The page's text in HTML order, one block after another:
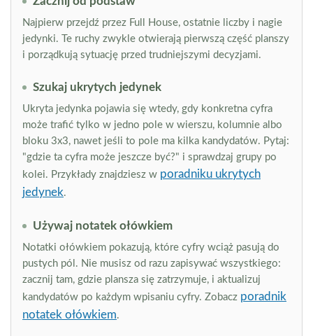
Najpierw przejdź przez Full House, ostatnie liczby i nagie
jedynki. Te ruchy zwykle otwierają pierwszą część planszy
i porządkują sytuację przed trudniejszymi decyzjami.
Szukaj ukrytych jedynek
Ukryta jedynka pojawia się wtedy, gdy konkretna cyfra
może trafić tylko w jedno pole w wierszu, kolumnie albo
bloku 3x3, nawet jeśli to pole ma kilka kandydatów. Pytaj:
"gdzie ta cyfra może jeszcze być?" i sprawdzaj grupy po
kolei. Przykłady znajdziesz w poradniku ukrytych
jedynek.
Używaj notatek ołówkiem
Notatki ołówkiem pokazują, które cyfry wciąż pasują do
pustych pól. Nie musisz od razu zapisywać wszystkiego:
zacznij tam, gdzie plansza się zatrzymuje, i aktualizuj
kandydatów po każdym wpisaniu cyfry. Zobacz poradnik
notatek ołówkiem.